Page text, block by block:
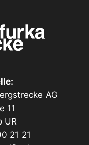
AG
11
UR
21 21